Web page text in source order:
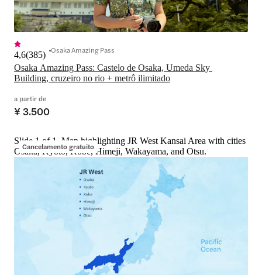
Osaka Amazing Pass: Castelo de Osaka, Umeda Sky
Building, cruzeiro no rio + metrô ilimitado
4,6(385) Osaka Amazing Pass
a partir de
¥ 3.500
Cancelamento gratuito
Slide 1 of 1, Map highlighting JR West Kansai Area with cities
Osaka, Kyoto, Kobe, Himeji, Wakayama, and Otsu.